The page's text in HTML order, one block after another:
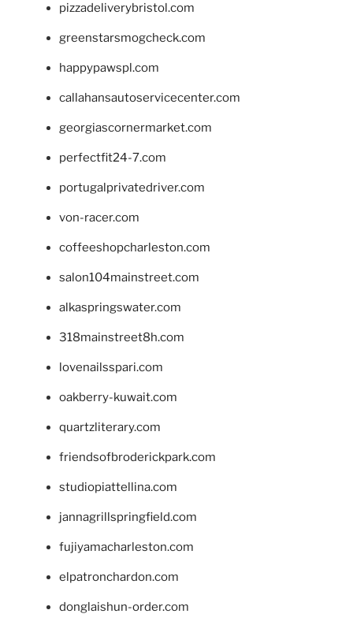
pizzadeliverybristol.com
greenstarsmogcheck.com
happypawspl.com
callahansautoservicecenter.com
georgiascornermarket.com
perfectfit24-7.com
portugalprivatedriver.com
von-racer.com
coffeeshopcharleston.com
salon104mainstreet.com
alkaspringswater.com
318mainstreet8h.com
lovenailsspari.com
oakberry-kuwait.com
quartzliterary.com
friendsofbroderickpark.com
studiopiattellina.com
jannagrillspringfield.com
fujiyamacharleston.com
elpatronchardon.com
donglaishun-order.com